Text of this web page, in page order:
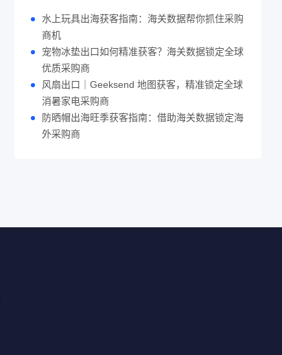
水上玩具出海获客指南：海关数据帮你抓住采购
商机
宠物冰垫出口如何精准获客？海关数据锁定全球
优质采购商
风扇出口｜Geeksend 地图获客，精准锁定全球
消暑家电采购商
防晒帽出海旺季获客指南：借助海关数据锁定海
外采购商